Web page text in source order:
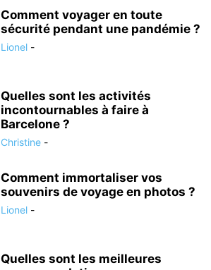
Comment voyager en toute
sécurité pendant une pandémie ?
Lionel -
Quelles sont les activités
incontournables à faire à
Barcelone ?
Christine -
Comment immortaliser vos
souvenirs de voyage en photos ?
Lionel -
Quelles sont les meilleures